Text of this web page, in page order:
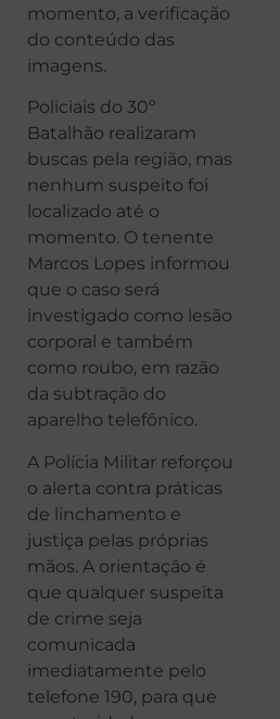
momento, a verificação
do conteúdo das
imagens.
Policiais do 30º
Batalhão realizaram
buscas pela região, mas
nenhum suspeito foi
localizado até o
momento. O tenente
Marcos Lopes informou
que o caso será
investigado como lesão
corporal e também
como roubo, em razão
da subtração do
aparelho telefônico.
A Polícia Militar reforçou
o alerta contra práticas
de linchamento e
justiça pelas próprias
mãos. A orientação é
que qualquer suspeita
de crime seja
comunicada
imediatamente pelo
telefone 190, para que